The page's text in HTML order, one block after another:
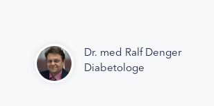
Dr. med Ralf Denger
Diabetologe